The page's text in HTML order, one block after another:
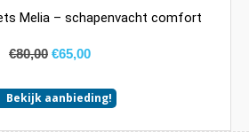
Melia – schapenvacht comfort
€80,00 €65,00
Bekijk aanbieding!